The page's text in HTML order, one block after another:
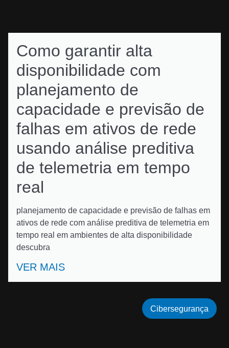
Como garantir alta
disponibilidade com
planejamento de
capacidade e previsão de
falhas em ativos de rede
usando análise preditiva
de telemetria em tempo
real
planejamento de capacidade e previsão de falhas em
ativos de rede com análise preditiva de telemetria em
tempo real em ambientes de alta disponibilidade
descubra
VER MAIS
Cibersegurança